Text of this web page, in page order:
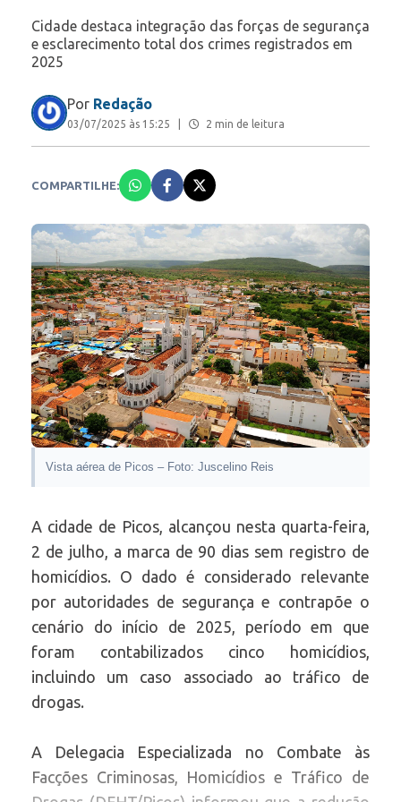
Cidade destaca integração das forças de segurança
e esclarecimento total dos crimes registrados em
2025
Por Redação
03/07/2025 às 15:25 2 min de leitura
COMPARTILHE:
Vista aérea de Picos – Foto: Juscelino Reis
A cidade de Picos, alcançou nesta quarta-feira,
2 de julho, a marca de 90 dias sem registro de
homicídios. O dado é considerado relevante
por autoridades de segurança e contrapõe o
cenário do início de 2025, período em que
foram contabilizados cinco homicídios,
incluindo um caso associado ao tráfico de
drogas.
A Delegacia Especializada no Combate às
Facções Criminosas, Homicídios e Tráfico de